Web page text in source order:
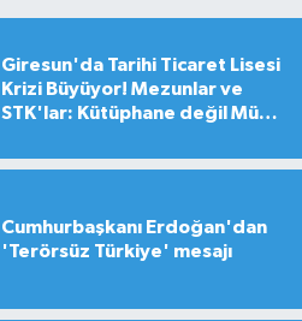
Giresun'da Tarihi Ticaret Lisesi
Krizi Büyüyor! Mezunlar ve
STK'lar: Kütüphane değil Müze
Cumhurbaşkanı Erdoğan'dan
'Terörsüz Türkiye' mesajı